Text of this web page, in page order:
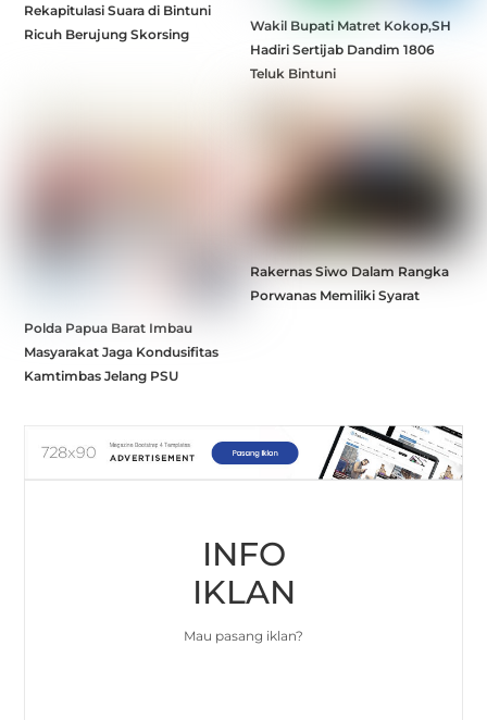
Rekapitulasi Suara di Bintuni
Ricuh Berujung Skorsing
Wakil Bupati Matret Kokop,SH
Hadiri Sertijab Dandim 1806
Teluk Bintuni
Polda Papua Barat Imbau
Masyarakat Jaga Kondusifitas
Kamtimbas Jelang PSU
Rakernas Siwo Dalam Rangka
Porwanas Memiliki Syarat
INFO
IKLAN
Mau pasang iklan?